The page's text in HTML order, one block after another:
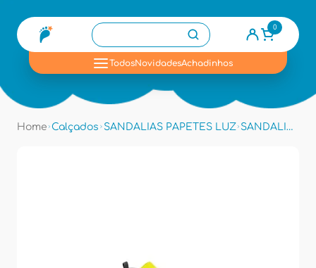
0
TodosNovidadesAchadinhos
Home Calçados SANDALIAS PAPETES LUZ SANDALIA LUZ 1193084 - Preto/grafite/royal